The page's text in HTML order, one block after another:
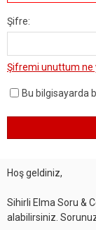
Şifre:
Şifremi unuttum ne
Bu bilgisayarda
Hoş geldiniz,
Sihirli Elma Soru &
alabilirsiniz.